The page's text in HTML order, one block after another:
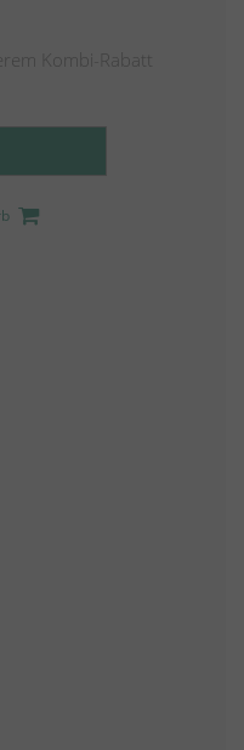
Kombi-Rabatt